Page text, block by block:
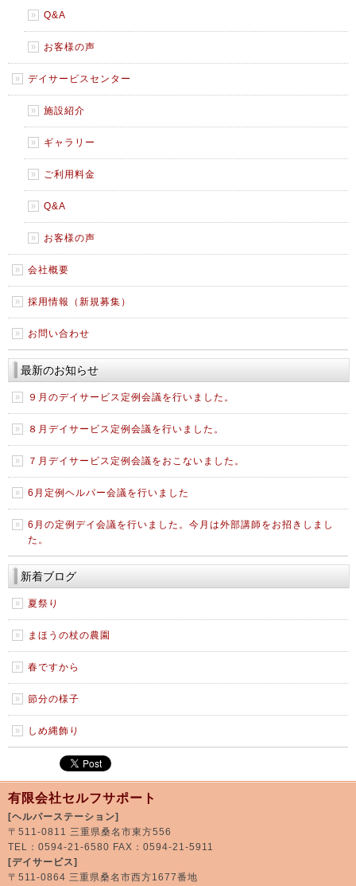
Q&A
お客様の声
デイサービスセンター
施設紹介
ギャラリー
ご利用料金
Q&A
お客様の声
会社概要
採用情報（新規募集）
お問い合わせ
最新のお知らせ
９月のデイサービス定例会議を行いました。
８月デイサービス定例会議を行いました。
７月デイサービス定例会議をおこないました。
6月定例ヘルパー会議を行いました
6月の定例デイ会議を行いました。今月は外部講師をお招きしまし
た。
新着ブログ
夏祭り
まほうの杖の農園
春ですから
節分の様子
しめ縄飾り
有限会社セルフサポート
[ヘルパーステーション]
〒511-0811 三重県桑名市東方556
TEL：0594-21-6580 FAX：0594-21-5911
[デイサービス]
〒511-0864 三重県桑名市西方1677番地